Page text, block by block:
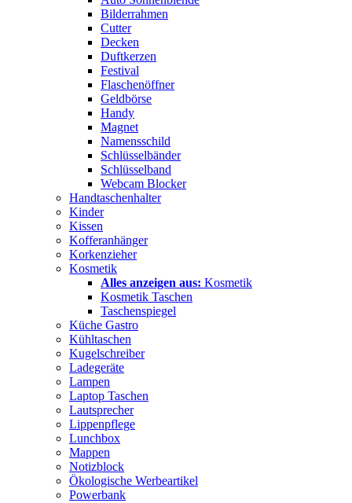
Bilderrahmen
Cutter
Decken
Duftkerzen
Festival
Flaschenöffner
Geldbörse
Handy
Magnet
Namensschild
Schlüsselbänder
Schlüsselband
Webcam Blocker
Handtaschenhalter
Kinder
Kissen
Kofferanhänger
Korkenzieher
Kosmetik
Alles anzeigen aus: Kosmetik
Kosmetik Taschen
Taschenspiegel
Küche Gastro
Kühltaschen
Kugelschreiber
Ladegeräte
Lampen
Laptop Taschen
Lautsprecher
Lippenpflege
Lunchbox
Mappen
Notizblock
Ökologische Werbeartikel
Powerbank